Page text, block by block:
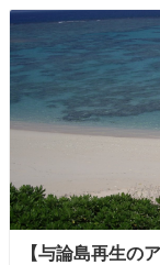
【与論島再生の